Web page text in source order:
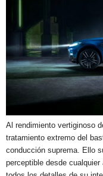
Al rendimiento vertiginoso
tratamiento extremo del
conducción suprema. Ello
perceptible desde